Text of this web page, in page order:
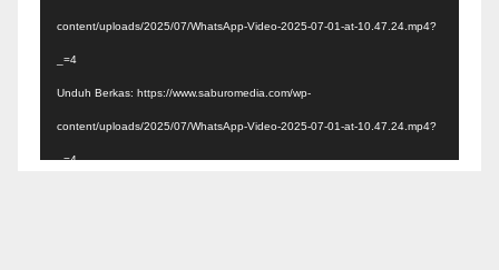
content/uploads/2025/07/WhatsApp-Video-2025-07-01-at-10.47.24.mp4?
_=4
Unduh Berkas: https://www.saburomedia.com/wp-
content/uploads/2025/07/WhatsApp-Video-2025-07-01-at-10.47.24.mp4?
_=4